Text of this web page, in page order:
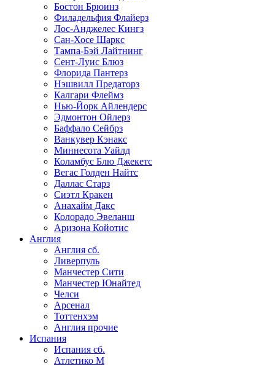
Бостон Брюинз
Филадельфия Флайерз
Лос-Анджелес Кингз
Сан-Хосе Шаркс
Тампа-Бэй Лайтнинг
Сент-Луис Блюз
Флорида Пантерз
Нэшвилл Предаторз
Калгари Флеймз
Нью-Йорк Айлендерс
Эдмонтон Ойлерз
Баффало Сейбрз
Ванкувер Кэнакс
Миннесота Уайлд
Коламбус Блю Джекетс
Вегас Голден Найтс
Даллас Старз
Сиэтл Кракен
Анахайм Дакс
Колорадо Эвеланш
Аризона Койотис
Англия
Англия сб.
Ливерпуль
Манчестер Сити
Манчестер Юнайтед
Челси
Арсенал
Тоттенхэм
Англия прочие
Испания
Испания сб.
Атлетико М